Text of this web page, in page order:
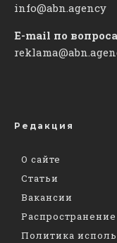
info@abn.agency
E-mail по
Редакция
О сайте
Статьи
Вакансии
Политика